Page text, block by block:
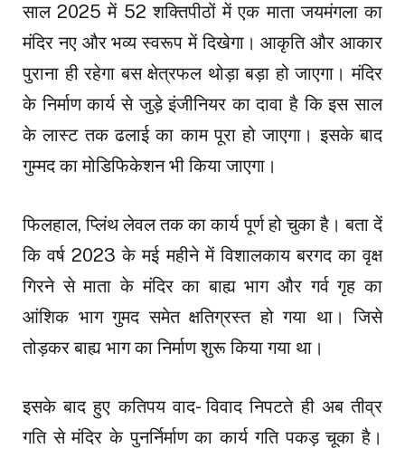
साल 2025 में 52 शक्तिपीठों में एक माता जयमंगला का
मंदिर नए और भव्य स्वरूप में दिखेगा। आकृति और आकार
पुराना ही रहेगा बस क्षेत्रफल थोड़ा बड़ा हो जाएगा। मंदिर
के निर्माण कार्य से जुड़े इंजीनियर का दावा है कि इस साल
के लास्ट तक ढलाई का काम पूरा हो जाएगा। इसके बाद
गुम्मद का मोडिफिकेशन भी किया जाएगा।
फिलहाल, प्लिंथ लेवल तक का कार्य पूर्ण हो चुका है। बता दें
कि वर्ष 2023 के मई महीने में विशालकाय बरगद का वृक्ष
गिरने से माता के मंदिर का बाह्य भाग और गर्व गृह का
आंशिक भाग गुमद समेत क्षतिग्रस्त हो गया था। जिसे
तोड़कर बाह्य भाग का निर्माण शुरू किया गया था।
इसके बाद हुए कतिपय वाद- विवाद निपटते ही अब तीव्र
गति से मंदिर के पुनर्निर्माण का कार्य गति पकड़ चूका है।